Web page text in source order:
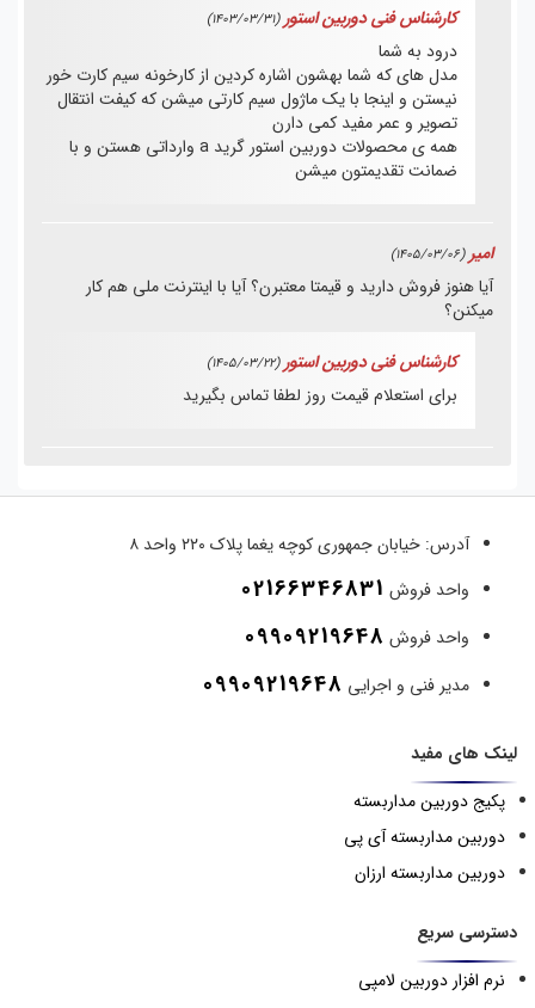
کارشناس فنی دوربین استور (1403/03/31)
درود به شما
مدل های که شما بهشون اشاره کردین از کارخونه سیم کارت خور
نیستن و اینجا با یک ماژول سیم کارتی میشن که کیفت انتقال
تصویر و عمر مفید کمی دارن
همه ی محصولات دوربین استور گرید a وارداتی هستن و با
ضمانت تقدیمتون میشن
امیر (1405/03/06)
آیا هنوز فروش دارید و قیمتا معتبرن؟ آیا با اینترنت ملی هم کار
میکنن؟
کارشناس فنی دوربین استور (1405/03/22)
برای استعلام قیمت روز لطفا تماس بگیرید
آدرس: خیابان جمهوری کوچه یغما پلاک ۲۲۰ واحد ۸
واحد فروش 02166346831
واحد فروش 09909219648
مدیر فنی و اجرایی 09909219648
لینک های مفید
پکیج دوربین مداربسته
دوربین مداربسته آی پی
دوربین مداربسته ارزان
دسترسی سریع
نرم افزار دوربین لامپی